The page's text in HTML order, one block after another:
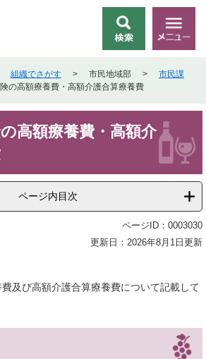
索
メ
ニ
ー
組織でさがす > 市民地域部 >
市民課
の高額療養費・高額介護合算療養費
高額療養費・高額介
ページ内目次
ページID：0003030
更新日：2026年8月1日更新
及び高額介護合算療養費について記載して